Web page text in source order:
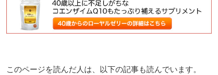
このページを読んだ人は、以下の記事も読んでいます。